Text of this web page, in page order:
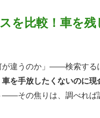
を比較！車を
が違うのか」——検索す
車を手放したくないのに現
その焦りは、調べれば